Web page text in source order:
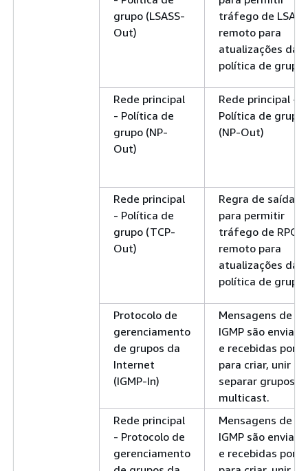
grupo (LSASS-
Out)
tráfego de LSASS
remoto para
atualizações da
política de grupo.
Rede principal
- Política de
grupo (NP-
Out)
Rede principal -
Política de grupo
(NP-Out)
Rede principal
- Política de
grupo (TCP-
Out)
Regra de saída
para permitir
tráfego de RPC
remoto para
atualizações da
política de grupo.
Protocolo de
gerenciamento
de grupos da
Internet
(IGMP-In)
Mensagens de
IGMP são
e recebidas por
para criar, unir e
separar grupos
multicast.
Rede principal
- Protocolo de
gerenciamento
Mensagens de
IGMP são
e recebidas por